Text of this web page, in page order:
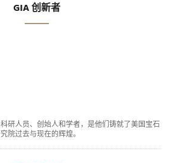
GIA 创新者
研人员、创始人和学者，是他们铸就了美国宝石
院过去与现在的辉煌。